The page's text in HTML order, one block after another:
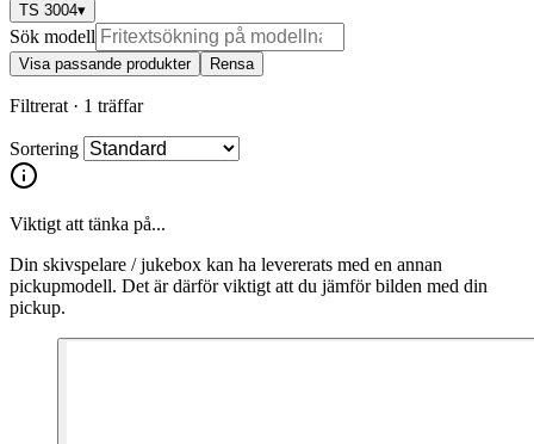
TS 3004▾
Sök modell
Visa passande produkter Rensa
Filtrerat · 1 träffar
Sortering
Viktigt att tänka på...
Din skivspelare / jukebox kan ha levererats med en annan
pickupmodell. Det är därför viktigt att du jämför bilden med din
pickup.